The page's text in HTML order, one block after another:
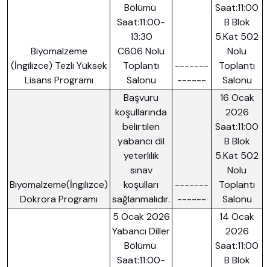
Biyomalzeme
(İngilizce) Tezli Yüksek
Lisans Programı
Bölümü
Saat:11:00-
13:30
C606 Nolu
Toplantı
Salonu
-------
------
Saat:11:00
B Blok
5.Kat 502
Nolu
Toplantı
Salonu
Biyomalzeme(İngilizce)
Dokrora Programı
Başvuru
koşullarında
belirtilen
yabancı dil
yeterlilik
sınav
koşulları
sağlanmalıdır.
-------
------
16 Ocak
2026
Saat:11:00
B Blok
5.Kat 502
Nolu
Toplantı
Salonu
5 Ocak 2026
Yabancı Diller
Bölümü
Saat:11:00-
14 Ocak
2026
Saat:11:00
B Blok